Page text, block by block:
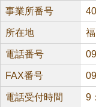
事業所番号
所在地
電話番号
FAX番号
電話受付時間 9